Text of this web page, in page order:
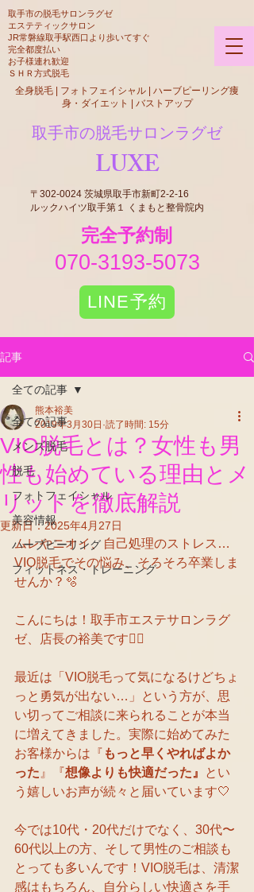
〒302-0024 茨城県取手市新町2-2-16
ルックハイツ取手第１ くまもと整骨院内
​完全予約制
070-3193-5073
​取手市の脱毛サロンラグゼ
​​エステティックサロン
JR常磐線取手駅西口より歩いてすぐ
​完全都度払い
​お子様連れ歓迎
​ＳＨＲ方式脱毛​
LINE予約
全身脱毛 | フォトフェイシャル | ハーブピーリング痩
身・ダイエット | バストアップ
取手市の脱毛サロンラグゼ
LUXE
記事
全ての記事
メンズ脱毛
脱毛
フォトフェイシャル
美容情報
ハーブピーリング
フィットネス・トレーニング
全ての記事
VIO脱毛とは？女性も男
性も始めている理由とメ
リットを徹底解説
熊本裕美
2019年3月30日 読了時間: 15分
更新日：2025年4月27日
ムレやニオイ、自己処理のストレス…
VIO脱毛でその悩み、そろそろ卒業しま
せんか？🫧
こんにちは！取手市エステサロンラグ
ゼ、店長の裕美です🧖‍♀️
最近は「VIO脱毛って気になるけどちょ
っと勇気が出ない…」という方が、思
い切ってご相談に来られることが本当
に増えてきました。実際に始めてみた
お客様からは『 もっと早くやればよか
った 』『想像よりも快適だった』
とい
う嬉しいお声が続々と届いています🤍
今では10代・20代だけでなく、30代〜
60代以上の方、そして男性のご相談も
とっても多いんです！VIO脱毛は、清潔
感はもちろん、自分らしい快適さを手